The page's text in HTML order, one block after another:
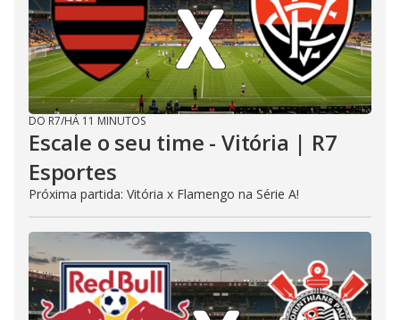
DO R7/HÁ 11 MINUTOS
Escale o seu time - Vitória | R7
Esportes
Próxima partida: Vitória x Flamengo na Série A!